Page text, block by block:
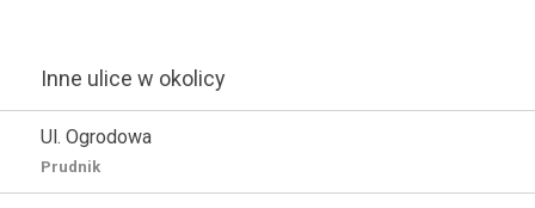
Inne ulice w okolicy
Ul. Ogrodowa
Prudnik